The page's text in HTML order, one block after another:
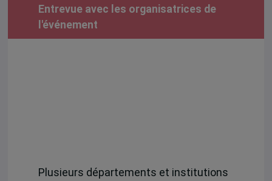
Entrevue avec les organisatrices de
l'événement
Plusieurs départements et institutions